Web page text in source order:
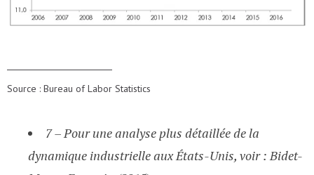
Source : Bureau of Labor Statistics
7 – Pour une analyse plus détaillée de la
dynamique industrielle aux États-Unis, voir : Bidet-